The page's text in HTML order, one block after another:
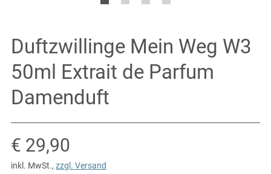
Duftzwillinge Mein Weg W3
50ml Extrait de Parfum
Damenduft
Verkaufspreis: € 29,90
€ 29,90
inkl. MwSt.,zzgl. Versand